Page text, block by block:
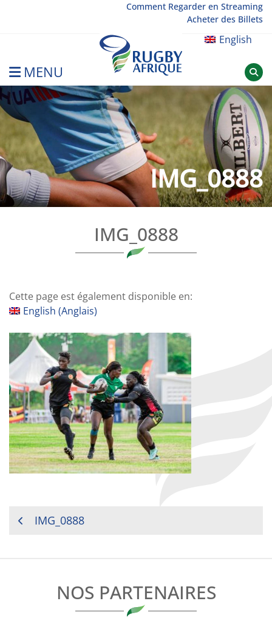
Comment Regarder en Streaming
Acheter des Billets
English
MENU
Rugby Afrique
IMG_0888
IMG_0888
Cette page est également disponible en:
English (Anglais)
NAVIGATION
IMG_0888
NOS PARTENAIRES